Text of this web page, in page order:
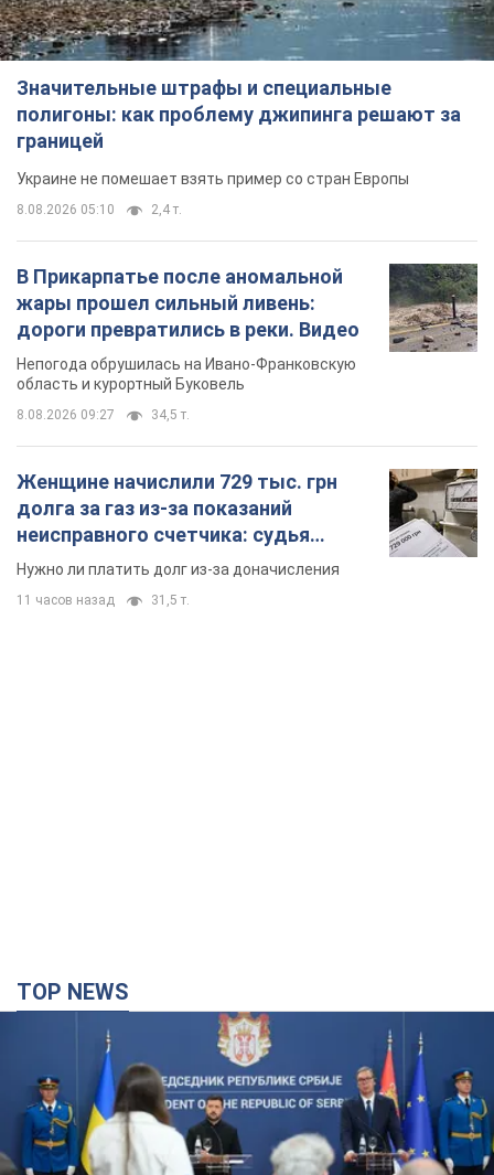
Значительные штрафы и специальные
полигоны: как проблему джипинга решают за
границей
Украине не помешает взять пример со стран Европы
8.08.2026 05:10 2,4 т.
В Прикарпатье после аномальной
жары прошел сильный ливень:
дороги превратились в реки. Видео
Непогода обрушилась на Ивано-Франковскую
область и курортный Буковель
8.08.2026 09:27 34,5 т.
Женщине начислили 729 тыс. грн
долга за газ из-за показаний
неисправного счетчика: судья
вынес неожиданное решение
Нужно ли платить долг из-за доначисления
11 часов назад 31,5 т.
TOP NEWS